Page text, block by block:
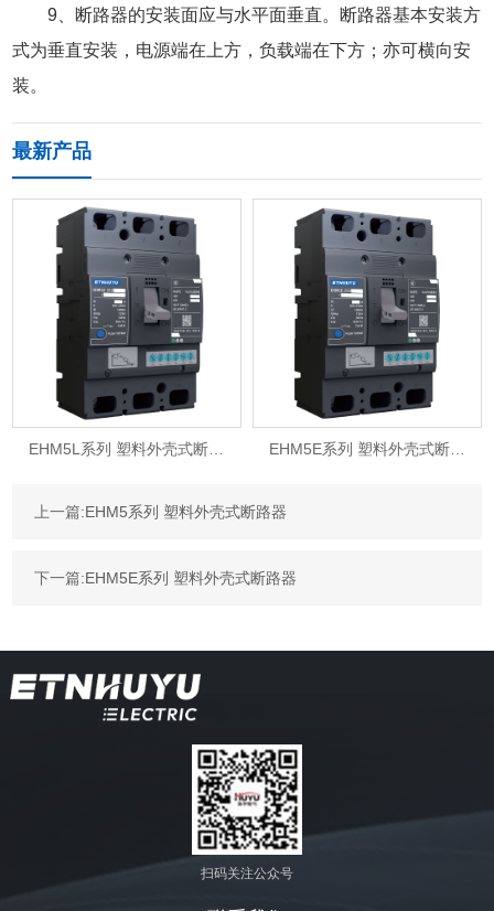
9、断路器的安装面应与水平面垂直。断路器基本安装方
式为垂直安装，电源端在上方，负载端在下方；亦可横向安
装。
最新产品
上一篇:EHM5系列 塑料外壳式断路器
下一篇:EHM5E系列 塑料外壳式断路器
扫码关注公众号